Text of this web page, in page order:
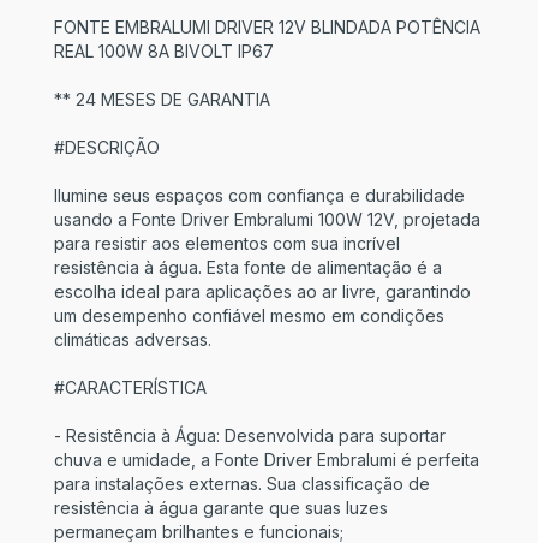
FONTE EMBRALUMI DRIVER 12V BLINDADA POTÊNCIA
REAL 100W 8A BIVOLT IP67
** 24 MESES DE GARANTIA
#DESCRIÇÃO
Ilumine seus espaços com confiança e durabilidade
usando a Fonte Driver Embralumi 100W 12V, projetada
para resistir aos elementos com sua incrível
resistência à água. Esta fonte de alimentação é a
escolha ideal para aplicações ao ar livre, garantindo
um desempenho confiável mesmo em condições
climáticas adversas.
#CARACTERÍSTICA
- Resistência à Água: Desenvolvida para suportar
chuva e umidade, a Fonte Driver Embralumi é perfeita
para instalações externas. Sua classificação de
resistência à água garante que suas luzes
permaneçam brilhantes e funcionais;